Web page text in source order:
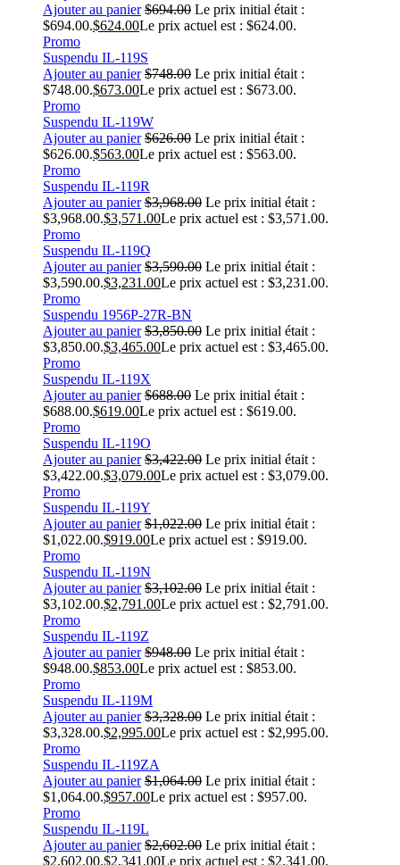
Ajouter au panier $694.00 Le prix initial était :
$694.00.$624.00Le prix actuel est : $624.00.
Promo
Suspendu IL-119S
Ajouter au panier $748.00 Le prix initial était :
$748.00.$673.00Le prix actuel est : $673.00.
Promo
Suspendu IL-119W
Ajouter au panier $626.00 Le prix initial était :
$626.00.$563.00Le prix actuel est : $563.00.
Promo
Suspendu IL-119R
Ajouter au panier $3,968.00 Le prix initial était :
$3,968.00.$3,571.00Le prix actuel est : $3,571.00.
Promo
Suspendu IL-119Q
Ajouter au panier $3,590.00 Le prix initial était :
$3,590.00.$3,231.00Le prix actuel est : $3,231.00.
Promo
Suspendu 1956P-27R-BN
Ajouter au panier $3,850.00 Le prix initial était :
$3,850.00.$3,465.00Le prix actuel est : $3,465.00.
Promo
Suspendu IL-119X
Ajouter au panier $688.00 Le prix initial était :
$688.00.$619.00Le prix actuel est : $619.00.
Promo
Suspendu IL-119O
Ajouter au panier $3,422.00 Le prix initial était :
$3,422.00.$3,079.00Le prix actuel est : $3,079.00.
Promo
Suspendu IL-119Y
Ajouter au panier $1,022.00 Le prix initial était :
$1,022.00.$919.00Le prix actuel est : $919.00.
Promo
Suspendu IL-119N
Ajouter au panier $3,102.00 Le prix initial était :
$3,102.00.$2,791.00Le prix actuel est : $2,791.00.
Promo
Suspendu IL-119Z
Ajouter au panier $948.00 Le prix initial était :
$948.00.$853.00Le prix actuel est : $853.00.
Promo
Suspendu IL-119M
Ajouter au panier $3,328.00 Le prix initial était :
$3,328.00.$2,995.00Le prix actuel est : $2,995.00.
Promo
Suspendu IL-119ZA
Ajouter au panier $1,064.00 Le prix initial était :
$1,064.00.$957.00Le prix actuel est : $957.00.
Promo
Suspendu IL-119L
Ajouter au panier $2,602.00 Le prix initial était :
$2,602.00.$2,341.00Le prix actuel est : $2,341.00.